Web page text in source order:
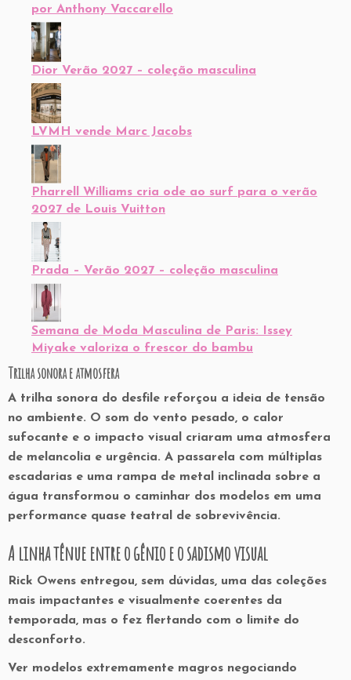
por Anthony Vaccarello
Dior Verão 2027 – coleção masculina
LVMH vende Marc Jacobs
Pharrell Williams cria ode ao surf para o verão
2027 de Louis Vuitton
Prada – Verão 2027 – coleção masculina
Semana de Moda Masculina de Paris: Issey
Miyake valoriza o frescor do bambu
Trilha sonora e atmosfera
A trilha sonora do desfile reforçou a ideia de tensão
no ambiente. O som do vento pesado, o calor
sufocante e o impacto visual criaram uma atmosfera
de melancolia e urgência. A passarela com múltiplas
escadarias e uma rampa de metal inclinada sobre a
água transformou o caminhar dos modelos em uma
performance quase teatral de sobrevivência.
A linha tênue entre o gênio e o sadismo visual
Rick Owens entregou, sem dúvidas, uma das coleções
mais impactantes e visualmente coerentes da
temporada, mas o fez flertando com o limite do
desconforto.
Ver modelos extremamente magros negociando